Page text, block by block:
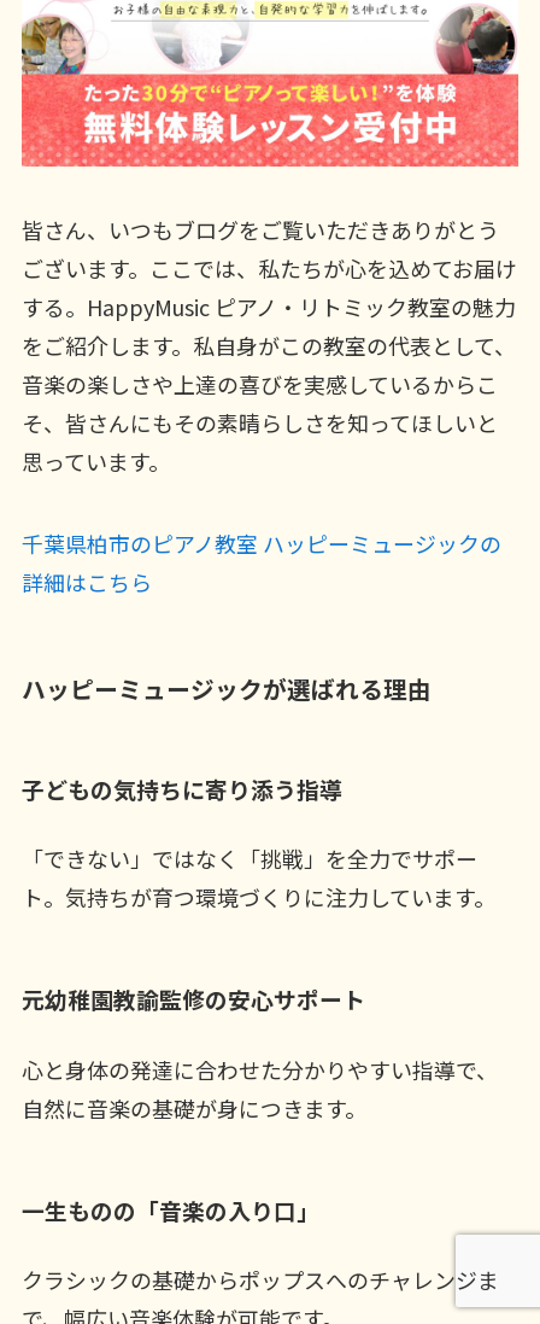
皆さん、いつもブログをご覧いただきありがとう
ございます。ここでは、私たちが心を込めてお届け
する。HappyMusic ピアノ・リトミック教室の魅力
をご紹介します。私自身がこの教室の代表として、
音楽の楽しさや上達の喜びを実感しているからこ
そ、皆さんにもその素晴らしさを知ってほしいと
思っています。
千葉県柏市のピアノ教室 ハッピーミュージックの
詳細はこちら
ハッピーミュージックが選ばれる理由
子どもの気持ちに寄り添う指導
「できない」ではなく「挑戦」を全力でサポー
ト。気持ちが育つ環境づくりに注力しています。
元幼稚園教諭監修の安心サポート
心と身体の発達に合わせた分かりやすい指導で、
自然に音楽の基礎が身につきます。
一生ものの「音楽の入り口」
クラシックの基礎からポップスへのチャレンジま